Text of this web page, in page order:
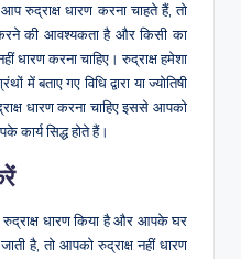
रुद्राक्ष धारण करना चाहते हैं, तो
की आवश्यकता है और किसी का
धारण करना चाहिए। रुद्राक्ष हमेशा
बताए गए विधि द्वारा या ज्योतिषी
धारण करना चाहिए इससे आपको
कार्य सिद्ध होते हैं।
रुद्राक्ष धारण किया है और आपके घर
है, तो आपको रुद्राक्ष नहीं धारण